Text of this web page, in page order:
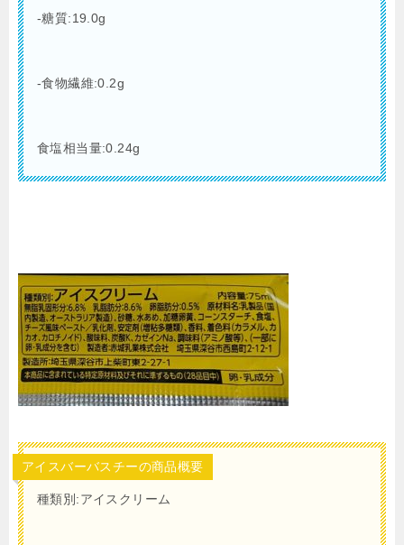
-糖質:19.0g
-食物繊維:0.2g
食塩相当量:0.24g
アイスバーバスチーの商品概要
種類別:アイスクリーム